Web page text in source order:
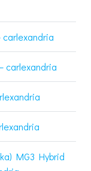
carlexandria
MG3 Hybrid